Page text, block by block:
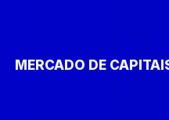
MERCADO DE